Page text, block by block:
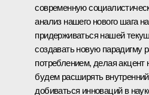
современную
анализ нашего нового шага
придерживаться нашей
создавать новую парадигму
потреблением, делая
будем расширять
добиваться инноваций в